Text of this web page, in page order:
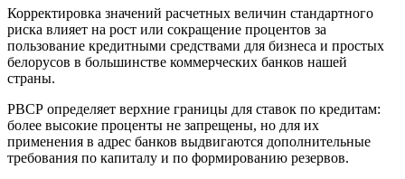
Корректировка значений расчетных величин стандартного
риска влияет на рост или сокращение процентов за
пользование кредитными средствами для бизнеса и простых
белорусов в большинстве коммерческих банков нашей
страны.
РВСР определяет верхние границы для ставок по кредитам:
более высокие проценты не запрещены, но для их
применения в адрес банков выдвигаются дополнительные
требования по капиталу и по формированию резервов.